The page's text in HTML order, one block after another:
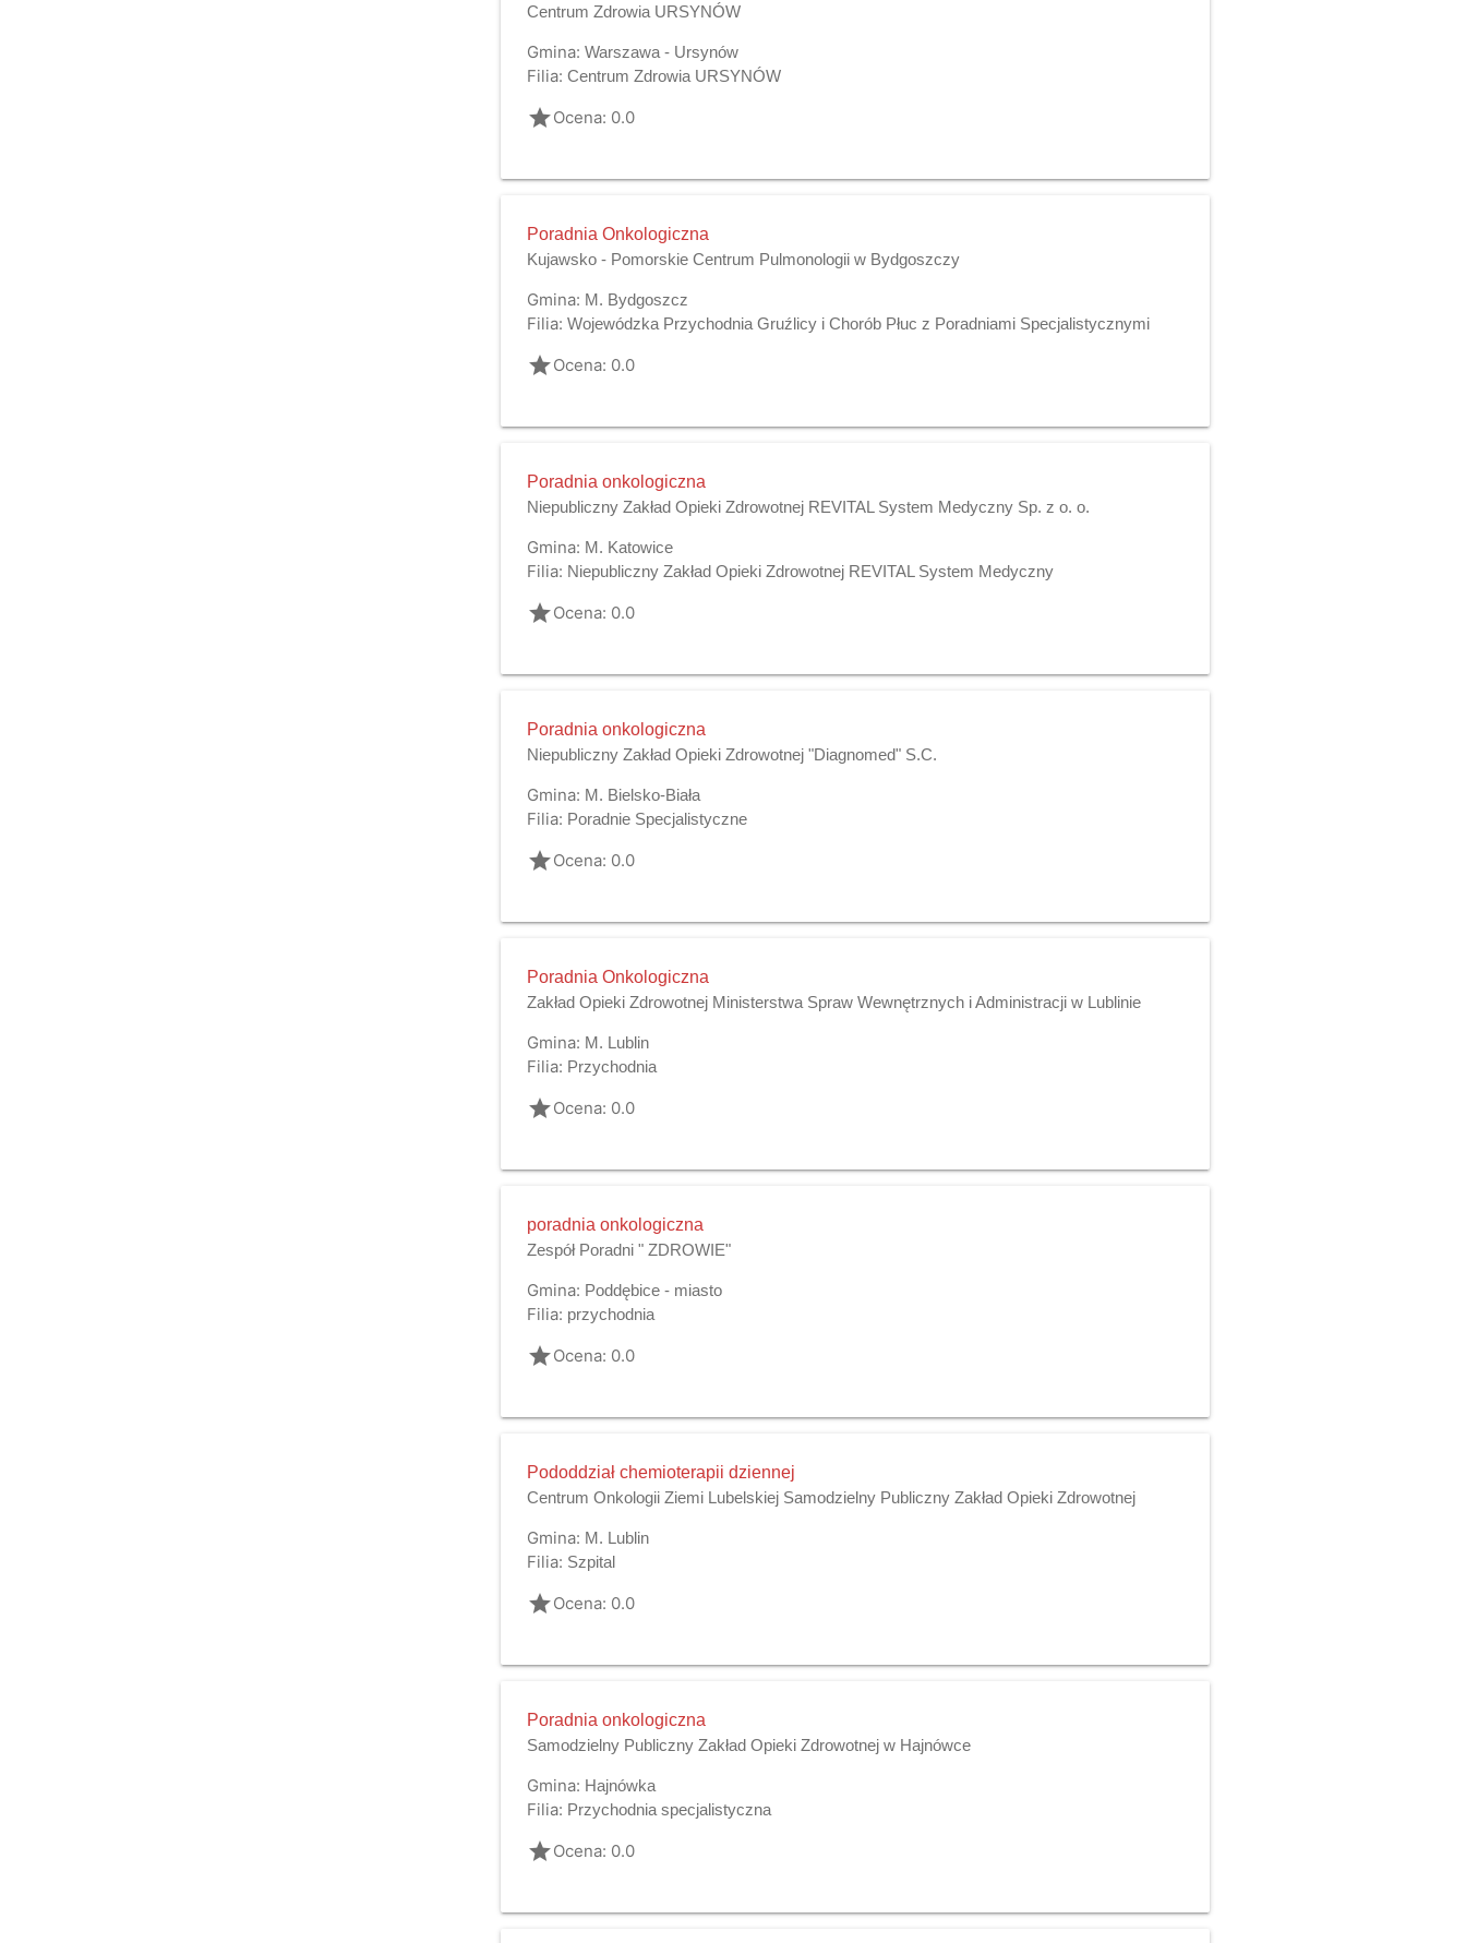
Centrum Zdrowia URSYNÓW
Gmina: Warszawa - Ursynów
Filia: Centrum Zdrowia URSYNÓW
gradeOcena: 0.0
Poradnia Onkologiczna
Kujawsko - Pomorskie Centrum Pulmonologii w Bydgoszczy
Gmina: M. Bydgoszcz
Filia: Wojewódzka Przychodnia Gruźlicy i Chorób Płuc z Poradniami Specjalistycznymi
gradeOcena: 0.0
Poradnia onkologiczna
Niepubliczny Zakład Opieki Zdrowotnej REVITAL System Medyczny Sp. z o. o.
Gmina: M. Katowice
Filia: Niepubliczny Zakład Opieki Zdrowotnej REVITAL System Medyczny
gradeOcena: 0.0
Poradnia onkologiczna
Niepubliczny Zakład Opieki Zdrowotnej "Diagnomed" S.C.
Gmina: M. Bielsko-Biała
Filia: Poradnie Specjalistyczne
gradeOcena: 0.0
Poradnia Onkologiczna
Zakład Opieki Zdrowotnej Ministerstwa Spraw Wewnętrznych i Administracji w Lublinie
Gmina: M. Lublin
Filia: Przychodnia
gradeOcena: 0.0
poradnia onkologiczna
Zespół Poradni " ZDROWIE"
Gmina: Poddębice - miasto
Filia: przychodnia
gradeOcena: 0.0
Pododdział chemioterapii dziennej
Centrum Onkologii Ziemi Lubelskiej Samodzielny Publiczny Zakład Opieki Zdrowotnej
Gmina: M. Lublin
Filia: Szpital
gradeOcena: 0.0
Poradnia onkologiczna
Samodzielny Publiczny Zakład Opieki Zdrowotnej w Hajnówce
Gmina: Hajnówka
Filia: Przychodnia specjalistyczna
gradeOcena: 0.0